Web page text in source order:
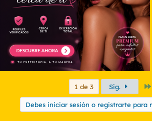
1 de 3 Sig.
Debes iniciar sesión o registrarte para